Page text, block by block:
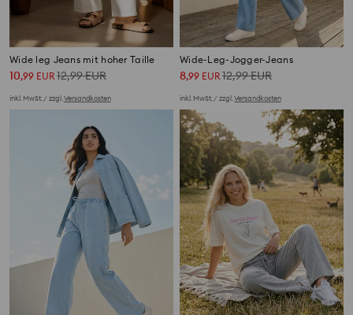
Wide leg Jeans mit hoher Taille
10,99 EUR 12,99EUR
inkl. MwSt. / zzgl.Versandkosten
Wide-Leg-Jogger-Jeans
8,99 EUR 12,99EUR
inkl. MwSt. / zzgl.Versandkosten